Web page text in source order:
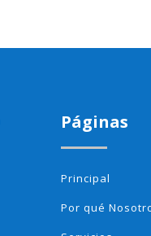
Páginas
Principal
Por qué